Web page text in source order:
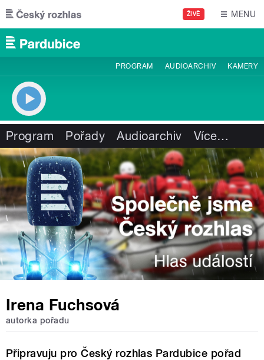
Přejít k hlavnímu obsahu
ŽIVĚ MENU
PROGRAM AUDIOARCHIV KAMERY
Program Pořady Audioarchiv Více…
Irena Fuchsová
autorka pořadu
Připravuju pro Český rozhlas Pardubice pořad